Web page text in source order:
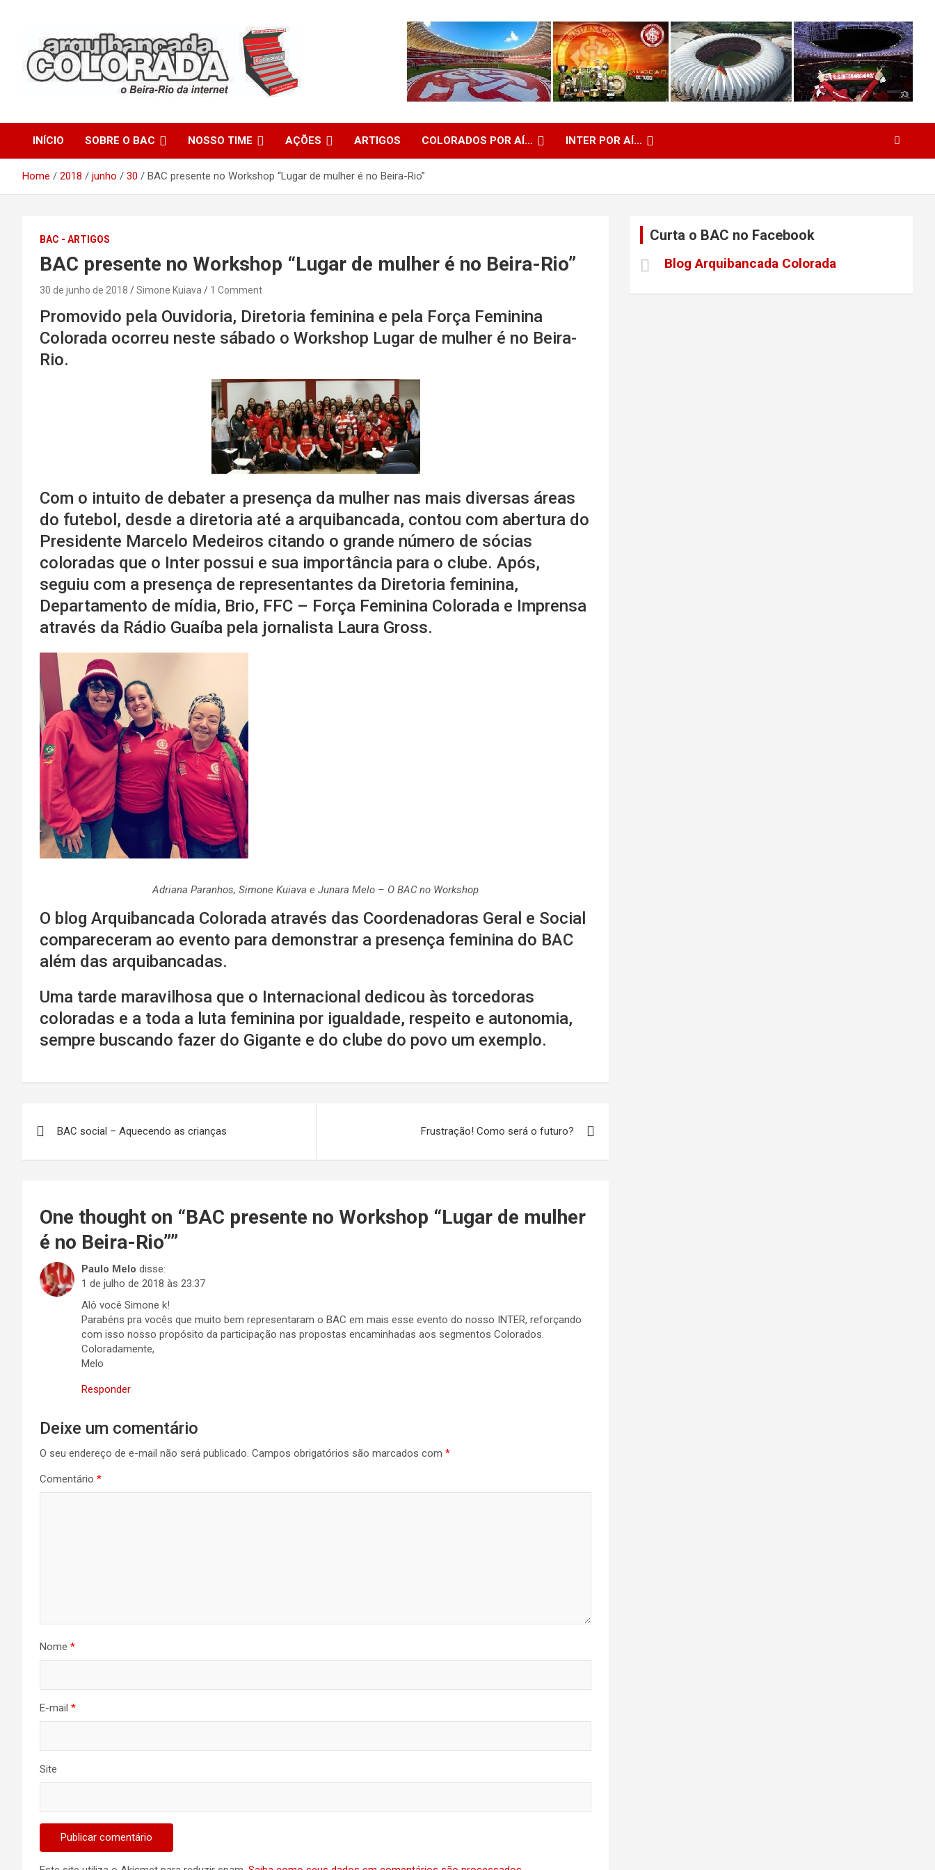
Arquibancada Colorada
INÍCIO SOBRE O BAC NOSSO TIME AÇÕES ARTIGOS COLORADOS POR AÍ… INTER POR AÍ…
Home 2018 junho 30 BAC presente no Workshop “Lugar de mulher é no Beira-Rio”
BAC - ARTIGOS
BAC presente no Workshop “Lugar de mulher é no Beira-Rio”
30 de junho de 2018 Simone Kuiava 1 Comment
Promovido pela Ouvidoria, Diretoria feminina e pela Força Feminina
Colorada ocorreu neste sábado o Workshop Lugar de mulher é no Beira-
Rio.
Com o intuito de debater a presença da mulher nas mais diversas áreas
do futebol, desde a diretoria até a arquibancada, contou com abertura do
Presidente Marcelo Medeiros citando o grande número de sócias
coloradas que o Inter possui e sua importância para o clube. Após,
seguiu com a presença de representantes da Diretoria feminina,
Departamento de mídia, Brio, FFC – Força Feminina Colorada e Imprensa
através da Rádio Guaíba pela jornalista Laura Gross.
Adriana Paranhos, Simone Kuiava e Junara Melo – O BAC no Workshop
O blog Arquibancada Colorada através das Coordenadoras Geral e Social
compareceram ao evento para demonstrar a presença feminina do BAC
além das arquibancadas.
Uma tarde maravilhosa que o Internacional dedicou às torcedoras
coloradas e a toda a luta feminina por igualdade, respeito e autonomia,
sempre buscando fazer do Gigante e do clube do povo um exemplo.
de
BAC social – Aquecendo as crianças Frustração! Como será o futuro?
One thought on “BAC presente no Workshop “Lugar de mulher
é no Beira-Rio””
Paulo Melo disse:
1 de julho de 2018 às 23:37
Alô você Simone k!
Parabéns pra vocês que muito bem representaram o BAC em mais esse evento do nosso INTER, reforçando
com isso nosso propósito da participação nas propostas encaminhadas aos segmentos Colorados.
Coloradamente,
Melo
Responder
Deixe um comentário
O seu endereço de e-mail não será publicado. Campos obrigatórios são marcados com *
Comentário *
Nome *
E-mail *
Site
Curta o BAC no Facebook
Blog Arquibancada Colorada